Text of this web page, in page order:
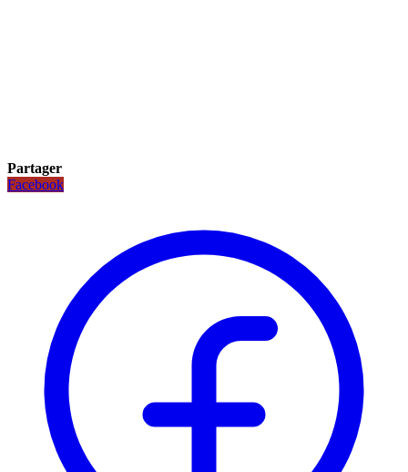
Partager
Facebook